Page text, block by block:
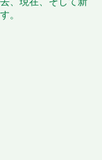
。